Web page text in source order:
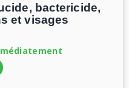
bactericide,
et visages